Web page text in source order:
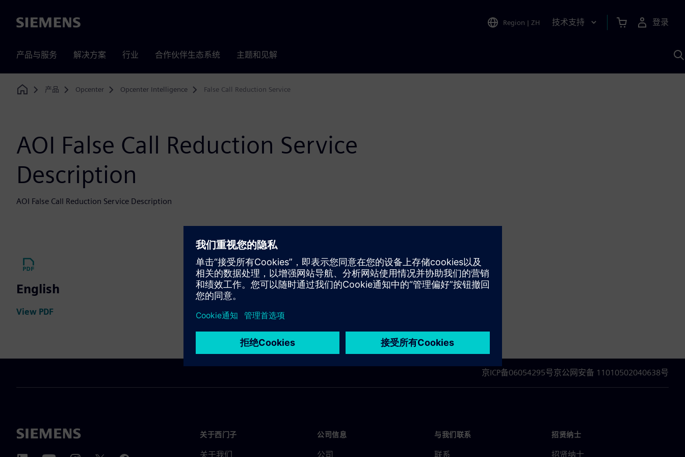
Siemens Region | ZH 技术支持 登录
产品与服务 解决方案 行业 合作伙伴生态系统 主题和见解
Home
产品 Opcenter Opcenter Intelligence False Call Reduction Service
AOI False Call Reduction Service
Description
AOI False Call Reduction Service Description
English
View PDF
京ICP备06054295号京公网安备 11010502040638号
关于西门子
关于我们
公司信息
公司
与我们联系
联系
招贤纳士
招贤纳士